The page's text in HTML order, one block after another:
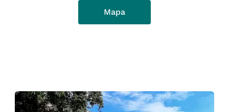
Profesionales de Educación Inicial
Mapa